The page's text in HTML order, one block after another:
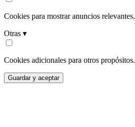
Cookies para mostrar anuncios relevantes.
Otras ▾
Cookies adicionales para otros propósitos.
Guardar y aceptar